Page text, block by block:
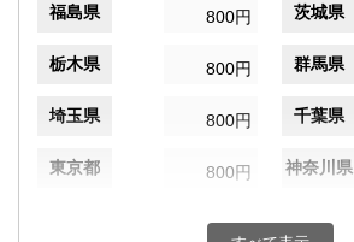
福島県 800円 茨城県
栃木県 800円 群馬県
埼玉県 800円 千葉県
東京都 800円 神奈川県
800円 富山県